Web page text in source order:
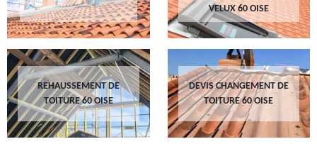
VELUX 60 OISE
REHAUSSEMENT DE
TOITURE 60 OISE
DEVIS CHANGEMENT DE
TOITURE 60 OISE